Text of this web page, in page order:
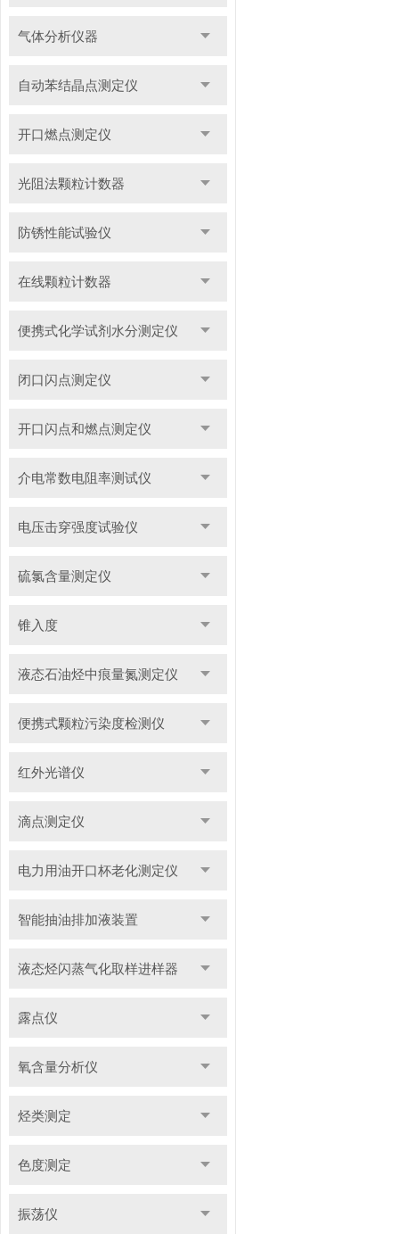
气体分析仪器
自动苯结晶点测定仪
开口燃点测定仪
光阻法颗粒计数器
防锈性能试验仪
在线颗粒计数器
便携式化学试剂水分测定仪
闭口闪点测定仪
开口闪点和燃点测定仪
介电常数电阻率测试仪
电压击穿强度试验仪
硫氯含量测定仪
锥入度
液态石油烃中痕量氮测定仪
便携式颗粒污染度检测仪
红外光谱仪
滴点测定仪
电力用油开口杯老化测定仪
智能抽油排加液装置
液态烃闪蒸气化取样进样器
露点仪
氧含量分析仪
烃类测定
色度测定
振荡仪